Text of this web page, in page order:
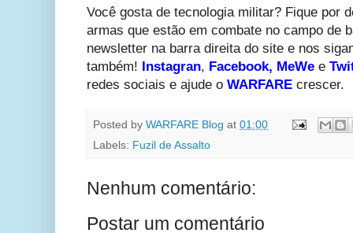
Você gosta de tecnologia militar? Fique por
armas que estão em combate no campo de
newsletter na barra direita do site e nos
também! Instagran, Facebook, MeWe e
redes sociais e ajude o WARFARE crescer.
Posted by WARFARE Blog at 01:00
Labels: Fuzil de Assalto
Nenhum comentário:
Postar um comentário